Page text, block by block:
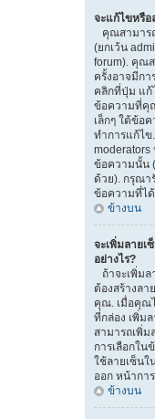
จะแก้ไขหรื
คุณสามาร
(ยกเว้น
forum). คุณ
ครั้งอาจมีก
คลิกที่ปุ่ม แ
ข้อความที่คุ
เล็กๆ ใต้ข้อ
ทำการแก้ไข
moderators
ข้อความนั้น
ด้วย). กรุณา
ข้อความที่ไ
ข้างบน
จะเพิ่มลาย
อย่างไร?
ถ้าจะเพิ่ม
ต้องสร้างลา
คุณ. เมื่อคุณ
ที่กล่อง เพิ่ม
สามารถเพิ่
การเลือกใ
ใช้ลายเซ็นใ
ออก หน้ากา
ข้างบน